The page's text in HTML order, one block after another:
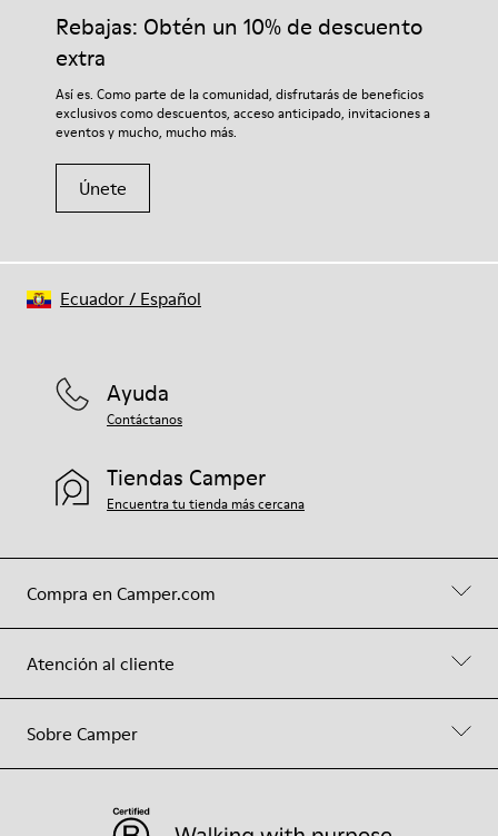
EVA
Forro
adecuados para el cuidado del calzado los protegerá y
garantizará que duren más tiempo.
Si deseas obtener información detallada sobre cómo cuidar de
tu par, visita nuestraGuía para el cuidado del calzado.
Rebajas: Obtén un 10% de descuento
extra
Así es. Como parte de la comunidad, disfrutarás de beneficios
exclusivos como descuentos, acceso anticipado, invitaciones a
eventos y mucho, mucho más.
Únete
Compra en Camper.com
Atención al cliente
Sobre Camper
Ayuda
Contáctanos
Tiendas Camper
Encuentra tu tienda más cercana
Ecuador/ Español